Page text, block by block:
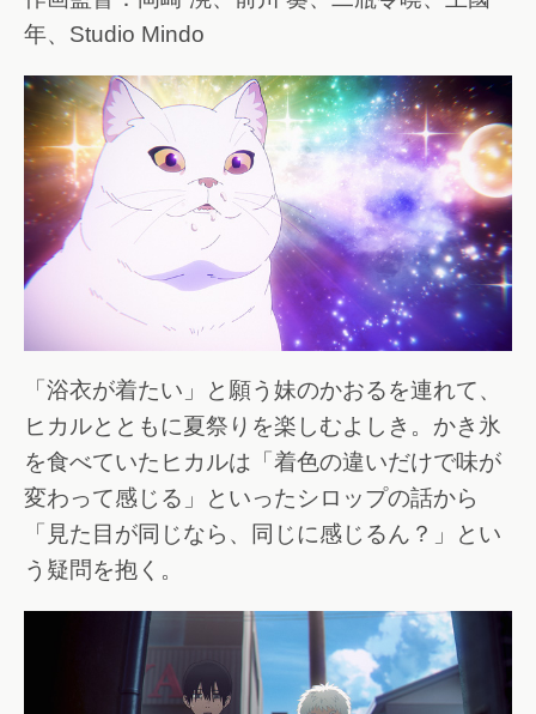
年、Studio Mindo
「浴衣が着たい」と願う妹のかおるを連れて、
ヒカルとともに夏祭りを楽しむよしき。かき氷
を食べていたヒカルは「着色の違いだけで味が
変わって感じる」といったシロップの話から
「見た目が同じなら、同じに感じるん？」とい
う疑問を抱く。